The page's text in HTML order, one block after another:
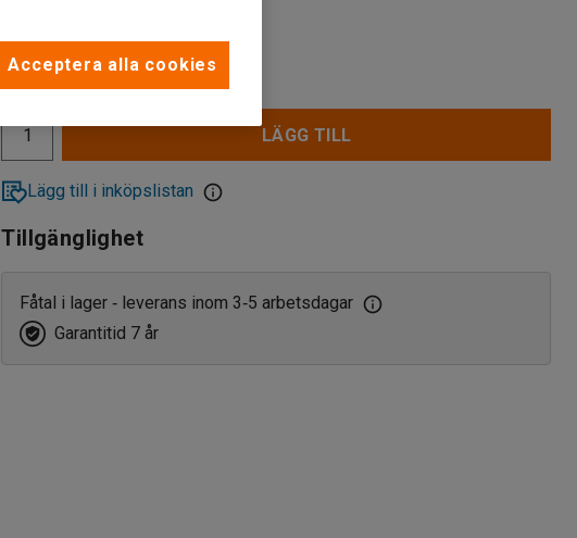
1 929 kr
LÄGG TILL
Lägg till i inköpslistan
Tillgänglighet
Fåtal i lager‑ leverans inom 3‑5 arbetsdagar
Garantitid 7 år
Acceptera alla cookies